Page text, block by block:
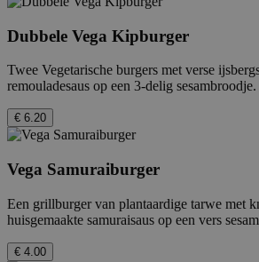
Dubbele Vega Kipburger
Twee Vegetarische burgers met verse
remouladesaus op een 3-delig sesambroodje.
€ 6.20
Vega Samuraiburger
Een grillburger van plantaardige tarwe met
huisgemaakte samuraisaus op een vers
€ 4.00